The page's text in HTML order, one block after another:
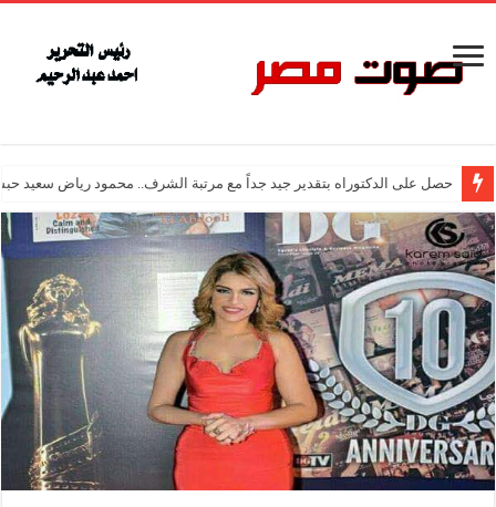
حصل على الدكتوراه بتقدير جيد جداً مع مرتبة الشرف.. محمود رياض سعيد